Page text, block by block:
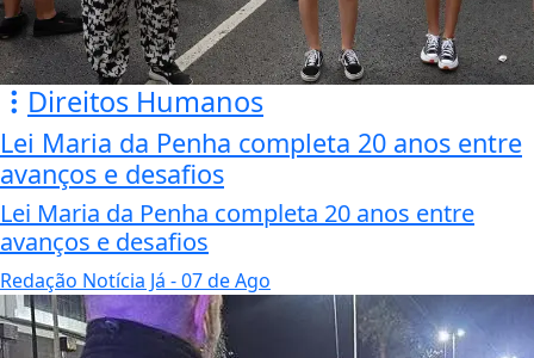
Direitos Humanos
Lei Maria da Penha completa 20 anos entre
avanços e desafios
Lei Maria da Penha completa 20 anos entre
avanços e desafios
Redação Notícia Já - 07 de Ago